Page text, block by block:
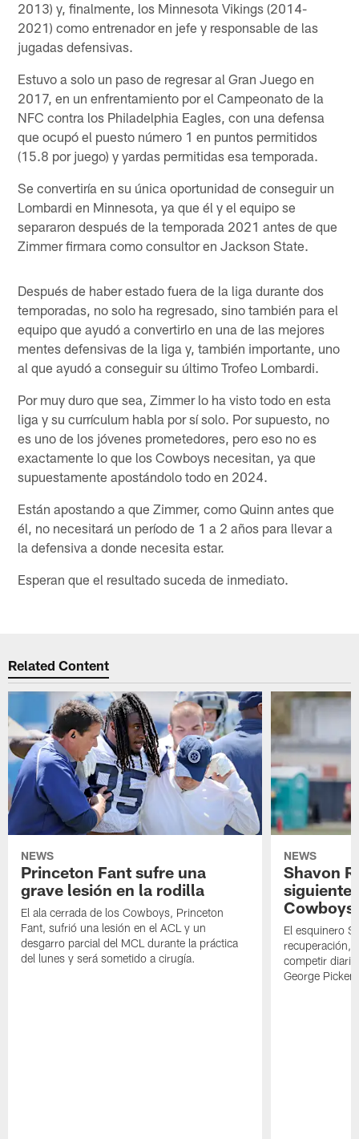
2013) y, finalmente, los Minnesota Vikings (2014-
2021) como entrenador en jefe y responsable de las
jugadas defensivas.
Estuvo a solo un paso de regresar al Gran Juego en
2017, en un enfrentamiento por el Campeonato de la
NFC contra los Philadelphia Eagles, con una defensa
que ocupó el puesto número 1 en puntos permitidos
(15.8 por juego) y yardas permitidas esa temporada.
Se convertiría en su única oportunidad de conseguir un
Lombardi en Minnesota, ya que él y el equipo se
separaron después de la temporada 2021 antes de que
Zimmer firmara como consultor en Jackson State.
Después de haber estado fuera de la liga durante dos
temporadas, no solo ha regresado, sino también para el
equipo que ayudó a convertirlo en una de las mejores
mentes defensivas de la liga y, también importante, uno
al que ayudó a conseguir su último Trofeo Lombardi.
Por muy duro que sea, Zimmer lo ha visto todo en esta
liga y su currículum habla por sí solo. Por supuesto, no
es uno de los jóvenes prometedores, pero eso no es
exactamente lo que los Cowboys necesitan, ya que
supuestamente apostándolo todo en 2024.
Están apostando a que Zimmer, como Quinn antes que
él, no necesitará un período de 1 a 2 años para llevar a
la defensiva a donde necesita estar.
Esperan que el resultado suceda de inmediato.
Related Content
NEWS
Princeton Fant sufre una
grave lesión en la rodilla
El ala cerrada de los Cowboys, Princeton
Fant, sufrió una lesión en el ACL y un
desgarro parcial del MCL durante la práctica
del lunes y será sometido a cirugía.
NEWS
Shavon
siguiente
Cowboys
El esquinero
recuperación,
competir
George